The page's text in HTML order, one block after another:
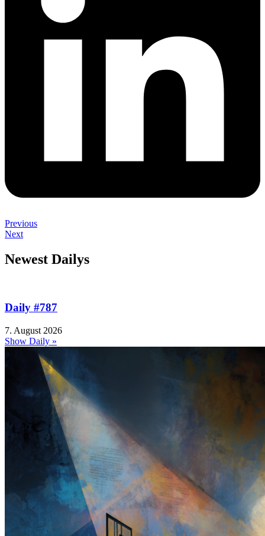
Previous
Next
Newest Dailys
Daily #787
7. August 2026
Show Daily »